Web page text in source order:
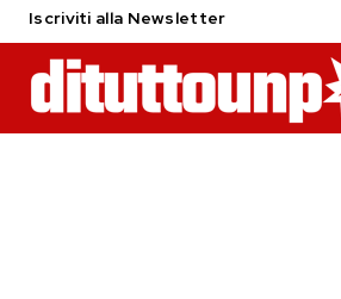
Iscriviti alla Newsletter